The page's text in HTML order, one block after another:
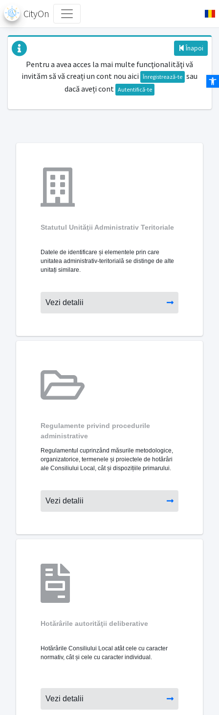
CityOn
Înapoi
Pentru a avea acces la mai multe funcţionalităţi vă
invităm să vă creați un cont nou aici Înregistrează-te sau
dacă aveți cont Autentifică-te
Statutul Unităţii Administrativ Teritoriale
Datele de identificare și elementele prin care
unitatea administrativ-teritorială se distinge de alte
unitați similare.
Vezi detalii
Regulamente privind procedurile
administrative
Regulamentul cuprinzând măsurile metodologice,
organizatorice, termenele și proiectele de hotărâri
ale Consiliului Local, cât și dispozițiile primarului.
Vezi detalii
Hotărârile autorităţii deliberative
Hotărârile Consiliului Local atât cele cu caracter
normativ, cât și cele cu caracter individual.
Vezi detalii